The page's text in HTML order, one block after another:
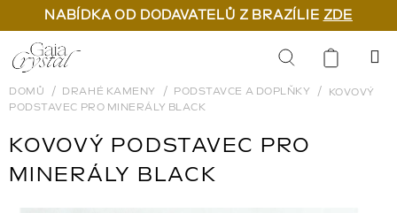
NABÍDKA OD DODAVATELŮ Z BRAZÍLIE ZDE
Přejít
na
obsah
Hledat
DOMŮ DRAHÉ KAMENY PODSTAVCE A DOPLŇKY
KOVOVÝ
PODSTAVEC PRO MINERÁLY BLACK
KOVOVÝ PODSTAVEC PRO
MINERÁLY BLACK